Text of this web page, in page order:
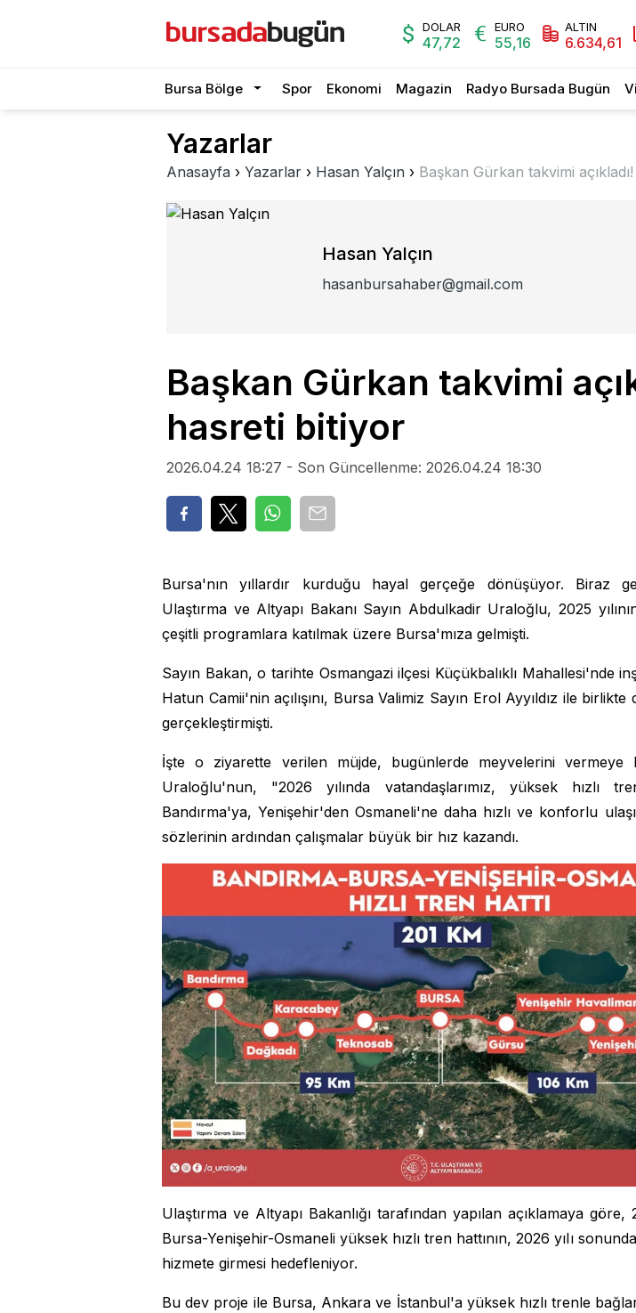
DOLAR
47,72
EURO
55,16
ALTIN
6.634,61
Bursa Bölge Spor Ekonomi Magazin Radyo Bursada Bugün
Yazarlar
Anasayfa › Yazarlar › Hasan Yalçın › Başkan Gürkan takvimi
Hasan Yalçın
hasanbursahaber@gmail.com
Başkan Gürkan takvimi
hasreti bitiyor
2026.04.24 18:27 - Son Güncellenme: 2026.04.24 18:30
Bursa'nın yıllardır kurduğu hayal gerçeğe dönüşüyor. Biraz
Ulaştırma ve Altyapı Bakanı Sayın Abdulkadir Uraloğlu, 2025
çeşitli programlara katılmak üzere Bursa'mıza gelmişti.
Sayın Bakan, o tarihte Osmangazi ilçesi Küçükbalıklı Mahallesi'nde
Hatun Camii'nin açılışını, Bursa Valimiz Sayın Erol Ayyıldız ile
gerçekleştirmişti.
İşte o ziyarette verilen müjde, bugünlerde meyvelerini vermeye
Uraloğlu'nun, "2026 yılında vatandaşlarımız, yüksek hızlı
Bandırma'ya, Yenişehir'den Osmaneli'ne daha hızlı ve konforlu
sözlerinin ardından çalışmalar büyük bir hız kazandı.
Ulaştırma ve Altyapı Bakanlığı tarafından yapılan açıklamaya göre,
Bursa-Yenişehir-Osmaneli yüksek hızlı tren hattının, 2026 yılı
hizmete girmesi hedefleniyor.
Bu dev proje ile Bursa, Ankara ve İstanbul'a yüksek hızlı trenle